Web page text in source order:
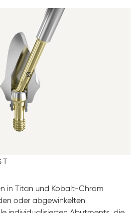
in Titan und Kobalt-Chrom
oder abgewinkelten